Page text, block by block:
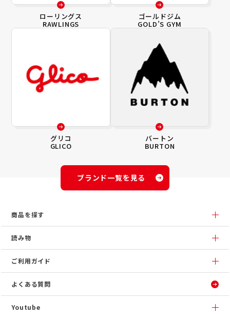
ローリングス
RAWLINGS
ゴールドジム
GOLD’S GYM
グリコ
GLICO
バートン
BURTON
ブランド一覧を見る
商品を探す
読み物
ご利用ガイド
よくある質問
Youtube